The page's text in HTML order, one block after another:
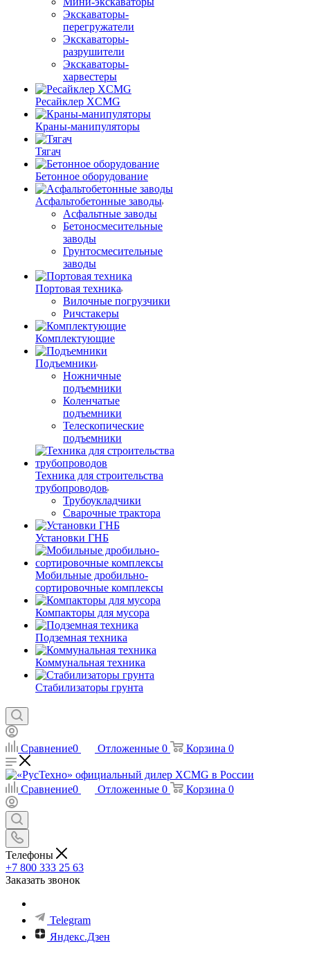
Экскаваторы-
перегружатели
Экскаваторы-
разрушители
Экскаваторы-
харвестеры
Ресайклер XCMG
Краны-манипуляторы
Тягач
Бетонное оборудование
Асфальтобетонные заводы
Асфальтные заводы
Бетоносмесительные
заводы
Грунтосмесительные
заводы
Портовая техника
Вилочные погрузчики
Ричстакеры
Комплектующие
Подъемники
Ножничные
подъемники
Коленчатые
подъемники
Телескопические
подъемники
Техника для строительства
трубопроводов
Трубоукладчики
Сварочные трактора
Установки ГНБ
Мобильные дробильно-
сортировочные комплексы
Компакторы для мусора
Подземная техника
Коммунальная техника
Стабилизаторы грунта
Сравнение0 Отложенные 0 Корзина 0
Сравнение0 Отложенные 0 Корзина 0
Телефоны
+7 800 333 25 63
Заказать звонок
Telegram
Яндекс.Дзен